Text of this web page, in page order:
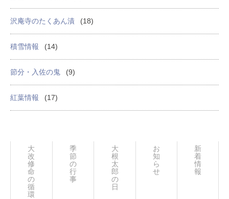
沢庵寺のたくあん漬 (18)
積雪情報 (14)
節分・入佐の鬼 (9)
紅葉情報 (17)
新
着
情
報
お
知
ら
せ
大
根
太
郎
の
日々
季
節
の
行
事
大
改
修
命
の
循
環